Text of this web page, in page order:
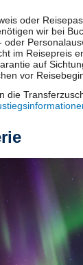
oder
wir bei
oder
im Reisepreis
auf
vor
die